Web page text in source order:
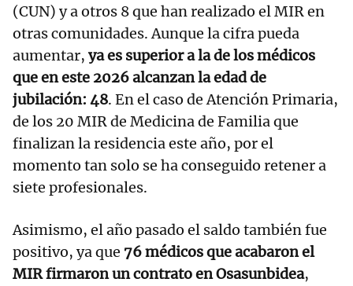
(CUN) y a otros 8 que han realizado el MIR en
otras comunidades. Aunque la cifra pueda
aumentar, ya es superior a la de los médicos
que en este 2026 alcanzan la edad de
jubilación: 48. En el caso de Atención Primaria,
de los 20 MIR de Medicina de Familia que
finalizan la residencia este año, por el
momento tan solo se ha conseguido retener a
siete profesionales.
Asimismo, el año pasado el saldo también fue
positivo, ya que 76 médicos que acabaron el
MIR firmaron un contrato en Osasunbidea,